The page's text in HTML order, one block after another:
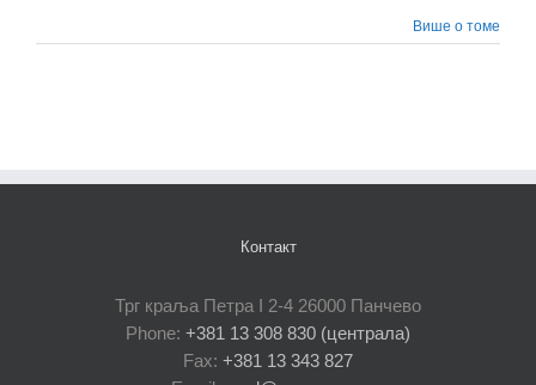
Више о томе
Контакт
Трг краља Петра I 2-4 26000 Панчево
Phone: +381 13 308 830 (централа)
Fax: +381 13 343 827